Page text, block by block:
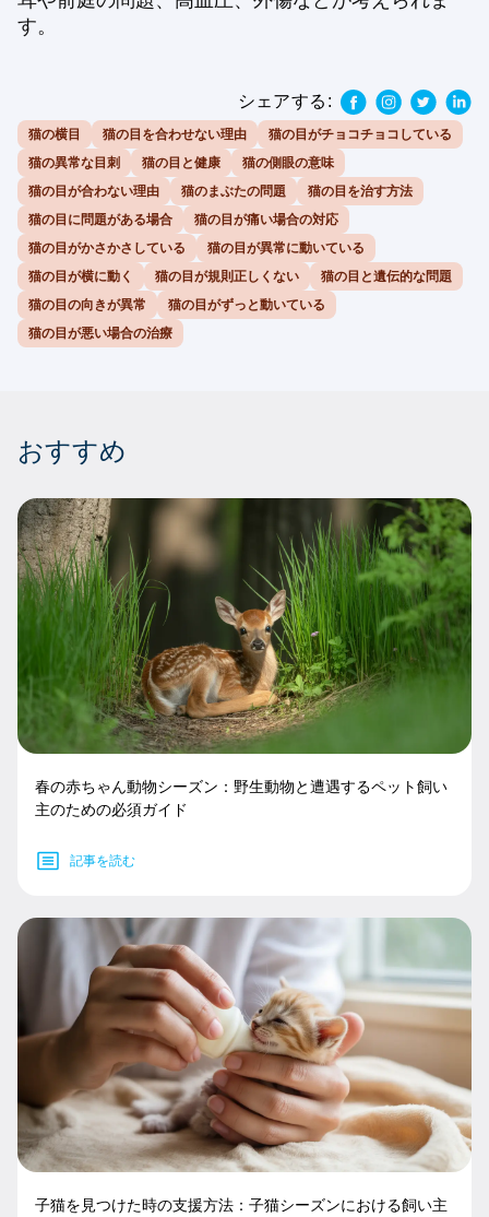
す。
シェアする:
猫の横目 猫の目を合わせない理由
猫の目がチョコチョコしている
猫の異常な目刺
猫の目と健康
猫の側眼の意味
猫の目が合わない理由
猫のまぶたの問題
猫の目を治す方法
猫の目に問題がある場合
猫の目が痛い場合の対応
猫の目がかさかさしている
猫の目が異常に動いている
猫の目が横に動く
猫の目が規則正しくない
猫の目と遺伝的な問題
猫の目の向きが異常
猫の目がずっと動いている
猫の目が悪い場合の治療
おすすめ
春の赤ちゃん動物シーズン：野生動物と遭遇するペット飼い
主のための必須ガイド
記事を読む
子猫を見つけた時の支援方法：子猫シーズンにおける飼い主